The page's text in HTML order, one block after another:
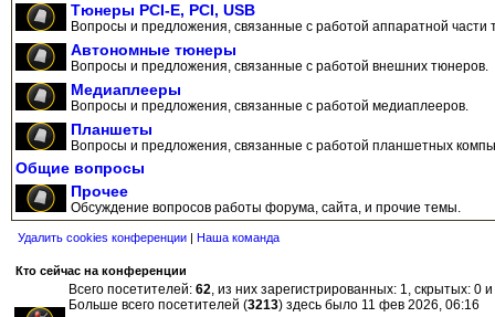
Тюнеры PCI-E, PCI, USB
Вопросы и предложения, связанные с работой аппаратной части
Автономные тюнеры
Вопросы и предложения, связанные с работой внешних тюнеров.
Медиаплееры
Вопросы и предложения, связанные с работой медиаплееров.
Планшеты
Вопросы и предложения, связанные с работой планшетных
Общие вопросы
Прочее
Обсуждение вопросов работы форума, сайта, и прочие темы.
Удалить cookies конференции | Наша команда
Кто сейчас на конференции
Всего посетителей: 62, из них зарегистрированных: 1, скрытых: 0
Больше всего посетителей (3213) здесь было 11 фев 2026, 06:16